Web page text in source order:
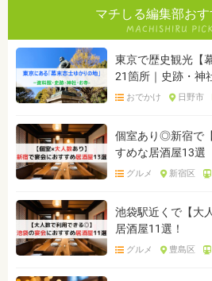
マチしる編集部お
東京で歴史観光【
21箇所｜史跡・神
おでかけ 日野市
個室あり◎新宿で
すめな居酒屋13選
グルメ 新宿区
池袋駅近くで【大
居酒屋11選！
グルメ 豊島区